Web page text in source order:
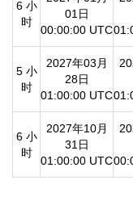
6 小
时
01日
00:00:00 UTC
5 小
时
2027年03月
28日
01:00:00 UTC
6 小
时
2027年10月
31日
01:00:00 UTC